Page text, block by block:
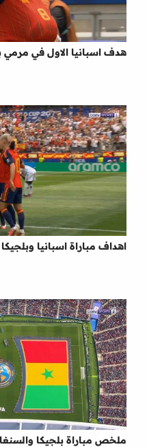
هدف اسبانيا الاول في مرمي
اهداف مباراة اسبانيا وبلجيكا (2-1) كأس
ملخص مباراة بلجيكا والسنغال (3-2) كأس